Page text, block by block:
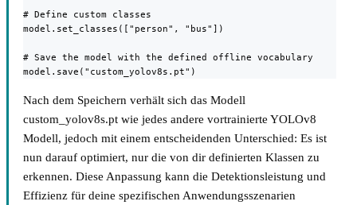
# Define custom classes
model.set_classes(["person", "bus"])
# Save the model with the defined offline vocabulary
model.save("custom_yolov8s.pt")
Nach dem Speichern verhält sich das Modell
custom_yolov8s.pt wie jedes andere vortrainierte YOLOv8
Modell, jedoch mit einem entscheidenden Unterschied: Es ist
nun darauf optimiert, nur die von dir definierten Klassen zu
erkennen. Diese Anpassung kann die Detektionsleistung und
Effizienz für deine spezifischen Anwendungsszenarien